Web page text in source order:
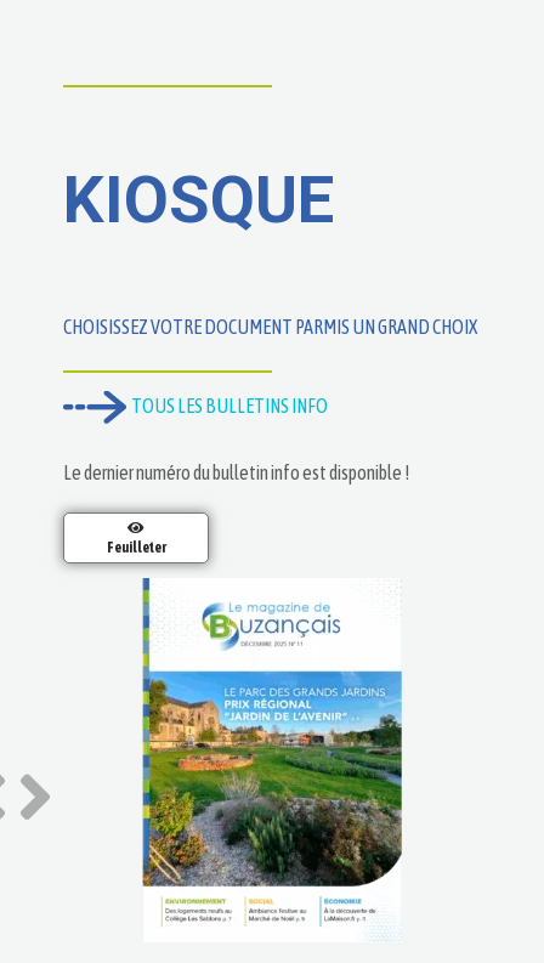
KIOSQUE
CHOISISSEZ VOTRE DOCUMENT PARMIS UN GRAND CHOIX
TOUS LES BULLETINS INFO
Le dernier numéro du bulletin info est disponible !
Feuilleter